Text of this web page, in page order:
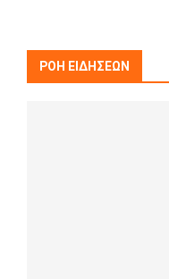
f
ΡΟΗ ΕΙΔΗΣΕΩΝ